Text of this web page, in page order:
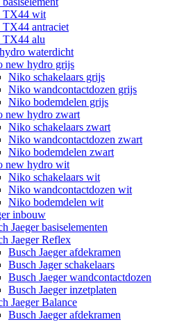
TX44 wit
TX44 antraciet
TX44 alu
waterdicht
new hydro grijs
Niko schakelaars grijs
Niko wandcontactdozen grijs
Niko bodemdelen grijs
new hydro zwart
Niko schakelaars zwart
Niko wandcontactdozen zwart
Niko bodemdelen zwart
new hydro wit
Niko schakelaars wit
Niko wandcontactdozen wit
Niko bodemdelen wit
inbouw
Jaeger basiselementen
Jaeger Reflex
Busch Jaeger afdekramen
Busch Jager schakelaars
Busch Jaeger wandcontactdozen
Busch Jaeger inzetplaten
Jaeger Balance
Busch Jaeger afdekramen